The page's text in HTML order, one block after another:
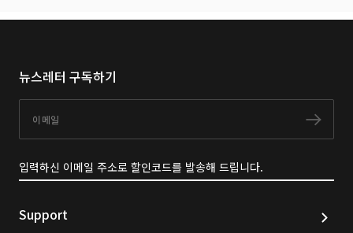
뉴스레터 구독하기
구독
입력하신 이메일 주소로 할인코드를 발송해 드립니다.
Support